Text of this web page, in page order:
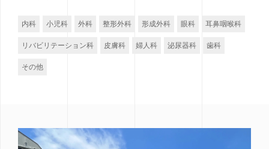
内科 小児科 外科 整形外科 形成外科 眼科 耳鼻咽喉科
リバビリテーション科 皮膚科 婦人科 泌尿器科 歯科
その他